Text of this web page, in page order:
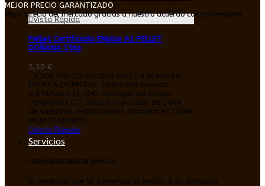
MEJOR PRECIO GARANTIZADO
Mejor precio del mercado gracias a nuestro acuerdo con proveedores
Vista Rápida
Pellet Certificado ENplus A1 PELLET
DOÑANA 15kg
5,30 €
5,30€ PRECIO RECOGIENDO EN ALMACÉN
ENVIO A DOMICILIO: Coste del servicio
0,40€/saco (5,70€) Entregas de palets
completos (77 sacos) a un radio de 20km
de nuestras instalaciones situadas en Cúllar
Vega (Granada)....
Vista Rápida
Servicios
> SERVICIO ENTREGA EN DOMICILIO
Si necesita que le llevemos el pellet a su domicilio